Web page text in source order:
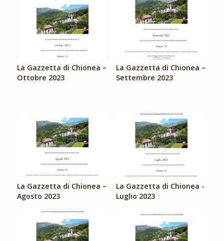
La Gazzetta di Chionea –
Ottobre 2023
La Gazzetta di Chionea –
Settembre 2023
La Gazzetta di Chionea –
Agosto 2023
La Gazzetta di Chionea -
Luglio 2023